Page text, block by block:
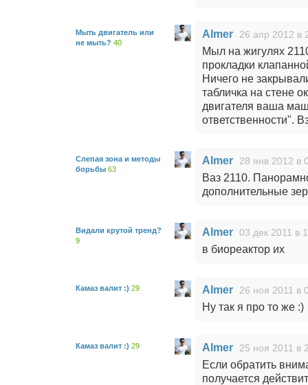
Мыть двигатель или
не мыть? 40
Almer 26 апр 2012 в
Мыл на жигулях
прокладки
Ничего не
табличка на стене
двигателя ваша
ответственности".
Слепая зона и методы
борьбы 63
Almer 28 янв 2012 в
Ваз 2110.
дополнительные
Видали крутой тренд?
9
Almer 03 дек 2011 в
в биореактор их
Камаз валит :) 29 Almer 26 ноя 2011 в
Ну так я про то же :)
Камаз валит :) 29 Almer 25 ноя 2011 в
Если обратить
получается